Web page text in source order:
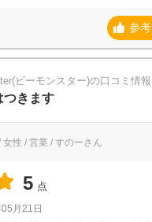
参
ビーモンスター)の口コミ情報
つきます
性 / 営業 / すのーさん
5 点
月21日